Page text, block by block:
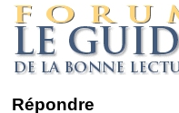
Répondre